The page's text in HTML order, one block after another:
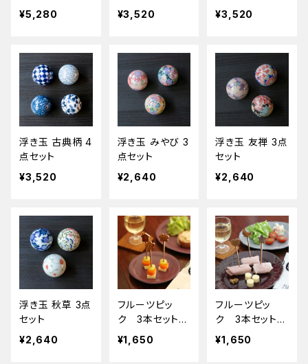
¥5,280
ト
¥3,520
¥3,520
浮き玉 古典柄 4
点セット
¥3,520
浮き玉 みやび 3
点セット
¥2,640
浮き玉 友禅 3点
セット
¥2,640
浮き玉 秋草 3点
セット
¥2,640
フルーツピッ
ク 3本セット
（花･家･蝶）
¥1,650
フルーツピッ
ク 3本セット
（ハート･星･月）
¥1,650